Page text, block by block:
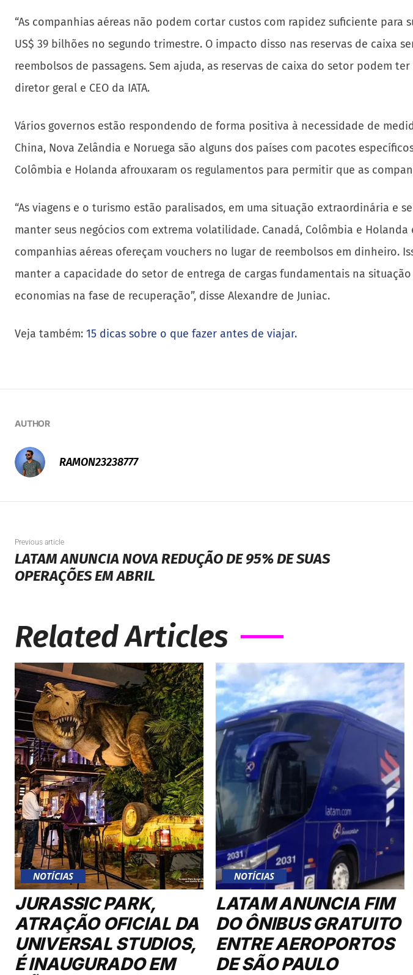
“As companhias aéreas não podem cortar custos com rapidez suficiente
US$ 39 bilhões no segundo trimestre. O impacto disso nas reservas de caixa
reembolsos de passagens. Sem ajuda, as reservas de caixa do setor podem
diretor geral e CEO da IATA.
Vários governos estão respondendo de forma positiva à necessidade de
China, Nova Zelândia e Noruega são alguns dos países com pacotes
Colômbia e Holanda afrouxaram os regulamentos para permitir que as
“As viagens e o turismo estão paralisados, em uma situação extraordinária e
manter seus negócios com extrema volatilidade. Canadá, Colômbia e
companhias aéreas ofereçam vouchers no lugar de reembolsos em
manter a capacidade do setor de entrega de cargas fundamentais na
economias na fase de recuperação”, disse Alexandre de Juniac.
Veja também: 15 dicas sobre o que fazer antes de viajar.
AUTHOR
RAMON23238777
Previous article
LATAM ANUNCIA NOVA REDUÇÃO DE 95% DE SUAS
OPERAÇÕES EM ABRIL
Related Articles
NOTÍCIAS
JURASSIC PARK,
ATRAÇÃO OFICIAL DA
UNIVERSAL STUDIOS,
É INAUGURADO EM
NOTÍCIAS
LATAM ANUNCIA FIM
DO ÔNIBUS GRATUITO
ENTRE AEROPORTOS
DE SÃO PAULO